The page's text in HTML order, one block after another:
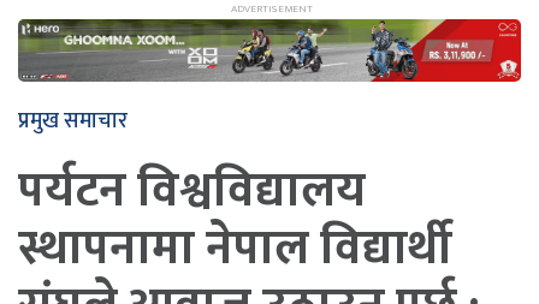
प्रमुख समाचार
पर्यटन विश्वविद्यालय
स्थापनामा नेपाल विद्यार्थी